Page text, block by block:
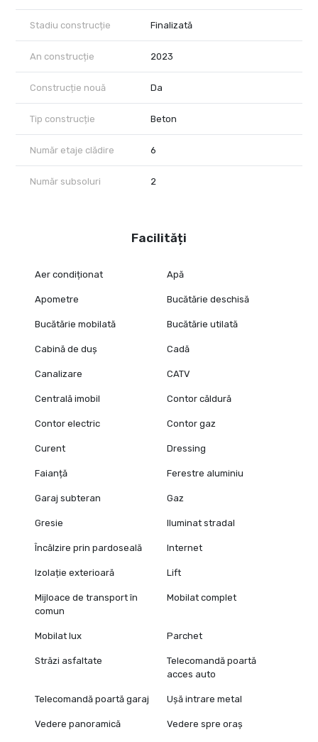
Stadiu construcție Finalizată
An construcție 2023
Construcție nouă Da
Tip construcție Beton
Număr etaje clădire 6
Număr subsoluri 2
Facilități
Aer condiționat Apă
Apometre Bucătărie deschisă
Bucătărie mobilată Bucătărie utilată
Cabină de duș Cadă
Canalizare CATV
Centrală imobil Contor căldură
Contor electric Contor gaz
Curent Dressing
Faianță Ferestre aluminiu
Garaj subteran Gaz
Gresie Iluminat stradal
Încălzire prin pardoseală Internet
Izolație exterioară Lift
Mijloace de transport în
comun
Mobilat complet
Mobilat lux Parchet
Străzi asfaltate
Telecomandă poartă
acces auto
Telecomandă poartă garaj Ușă intrare metal
Vedere panoramică Vedere spre oraș